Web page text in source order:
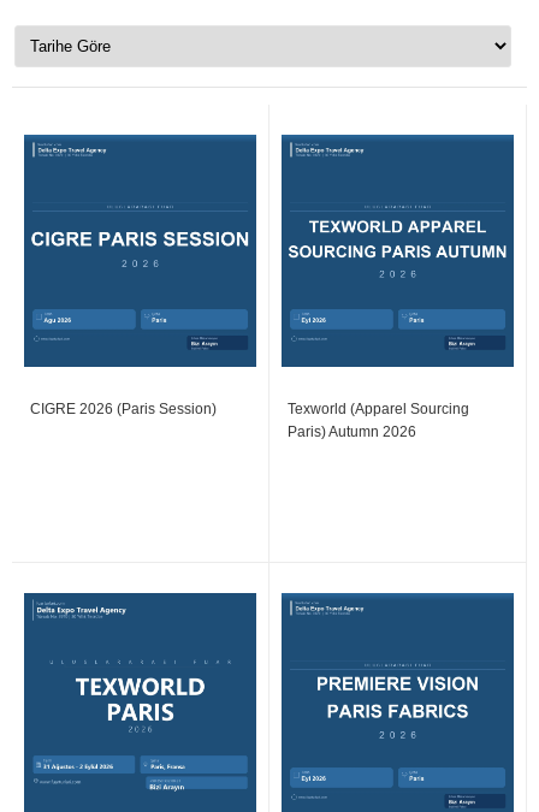
CIGRE 2026 (Paris Session)
Texworld (Apparel Sourcing
Paris) Autumn 2026